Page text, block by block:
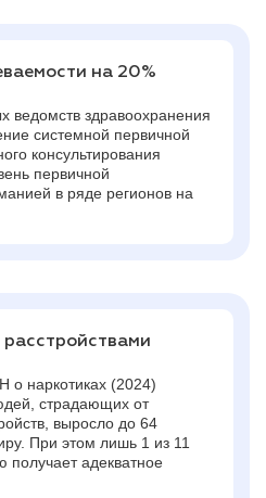
на 20%
здравоохранения
системной первичной
консультирования
первичной
в ряде регионов на
наркотиках (2024)
страдающих от
выросло до 64
При этом лишь 1 из 11
получает адекватное